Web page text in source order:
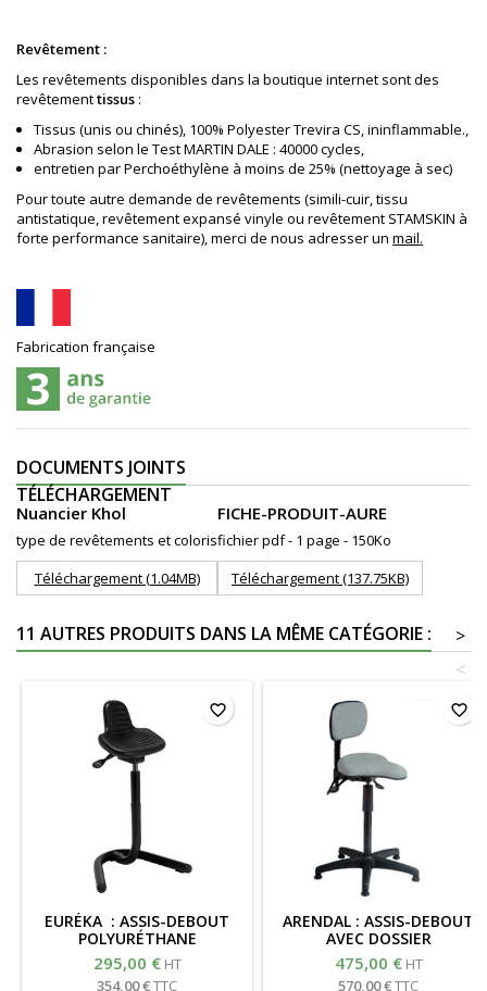
Revêtement :
Les revêtements disponibles dans la boutique internet sont des
revêtementtissus :
Tissus (unis ou chinés), 100% Polyester Trevira CS, ininflammable.,
Abrasion selon le Test MARTIN DALE : 40000 cycles,
entretien par Perchoéthylène à moins de 25% (nettoyage à sec)
Pour toute autre demande de revêtements (simili-cuir, tissu
antistatique, revêtement expansé vinyle ou revêtement STAMSKIN à
forte performance sanitaire), merci de nous adresser un mail.
Fabrication française
DOCUMENTS JOINTS
TÉLÉCHARGEMENT
Nuancier Khol
type de revêtements et coloris
Téléchargement (1.04MB)
FICHE-PRODUIT-AURE
fichier pdf - 1 page - 150Ko
Téléchargement (137.75KB)
11 AUTRES PRODUITS DANS LA MÊME CATÉGORIE :
>
<
EURÉKA : ASSIS-DEBOUT
POLYURÉTHANE
295,00 € HT
354,00 €TTC
favorite_border
ARENDAL : ASSIS-DEBOUT
AVEC DOSSIER
475,00 € HT
570,00 €TTC
favorite_border